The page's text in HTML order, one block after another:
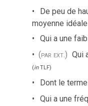
De peu de
moyenne
Qui a une
(par ext.) Qui
(inTLF)
Dont le
Qui a une